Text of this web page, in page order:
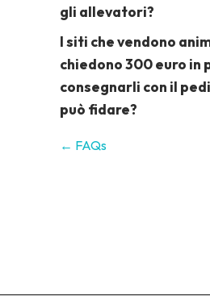
gli allevatori?
I siti che vendono
chiedono 300 euro in
consegnarli con il
può fidare?
← FAQs